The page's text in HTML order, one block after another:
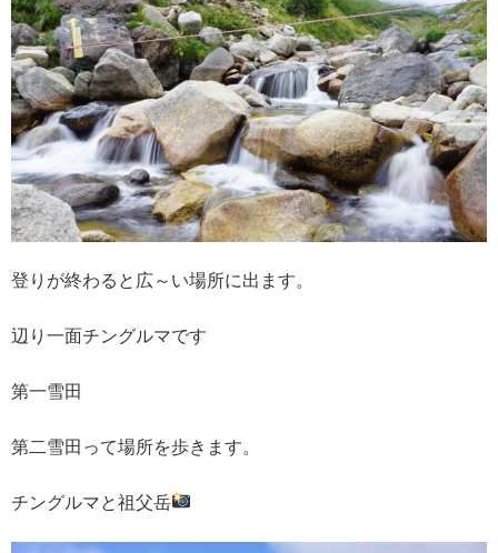
登りが終わると広～い場所に出ます。
辺り一面チングルマです
第一雪田
第二雪田って場所を歩きます。
チングルマと祖父岳